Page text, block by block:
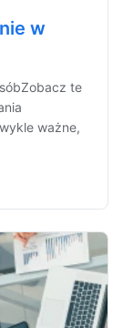
w
te
ważne,